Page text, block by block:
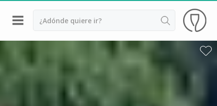
Volver
Bodegas y cata de vinos Alsacia
Bodegas y cata de vinos Beaujolais